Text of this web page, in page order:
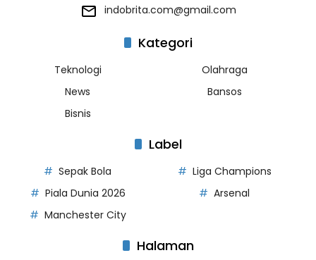
indobrita.com@gmail.com
Kategori
Teknologi
Olahraga
News
Bansos
Bisnis
Label
Sepak Bola
Liga Champions
Piala Dunia 2026
Arsenal
Manchester City
Halaman